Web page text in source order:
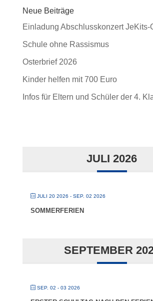
Neue Beiträge
Einladung Abschlusskonzert JeKits-
Schule ohne Rassismus
Osterbrief 2026
Kinder helfen mit 700 Euro
Infos für Eltern und Schüler der 4.
JULI 2026
JULI 20 2026 - SEP. 02 2026
SOMMERFERIEN
SEPTEMBER
SEP. 02 - 03 2026